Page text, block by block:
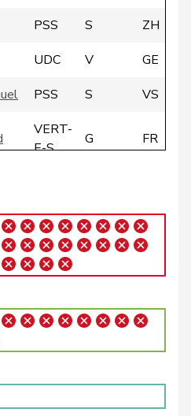
PSS S
ZH
UDC V
GE
PSS S VS
VERT-
E-S
G FR
PSS S
ZH
Centre M-E
AG
PLR RL
ZH
G BE